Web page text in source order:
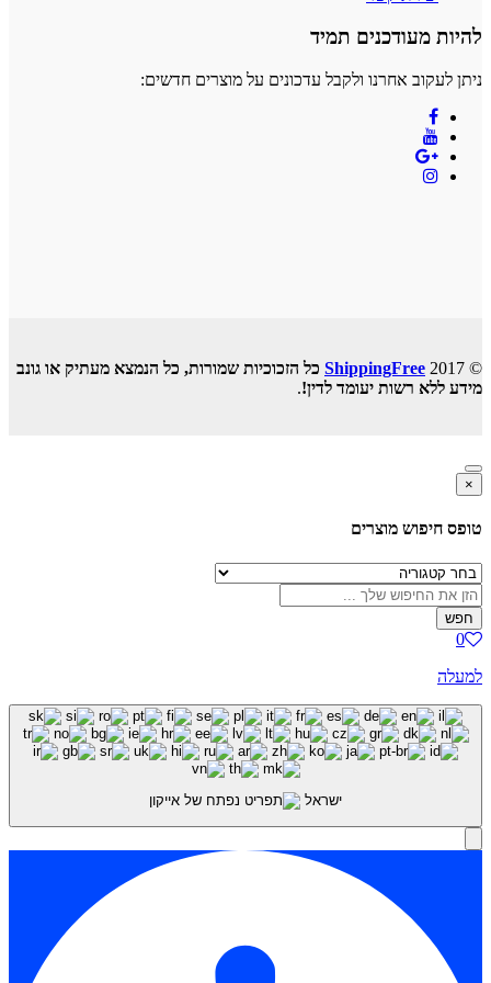
להיות מעודכנים תמיד
ניתן לעקוב אחרנו ולקבל עדכונים על מוצרים חדשים:
© 2017
ShippingFree כל הזכוכיות שמורות, כל הנמצא מעתיק או גונב
מידע ללא רשות יעומד לדין!.
×
טופס חיפוש מוצרים
חפש
0
למעלה
ישראל